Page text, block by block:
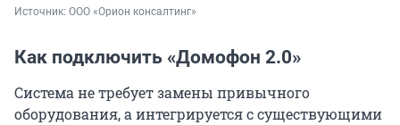
Источник: ООО «Орион консалтинг»
Как подключить «Домофон 2.0»
Система не требует замены привычного
оборудования, а интегрируется с существующими